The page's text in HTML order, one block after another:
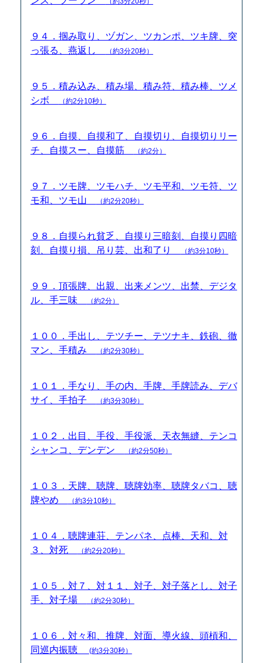
９４．掴み取り、ヅガン、ツカンポ、ツキ牌、突
っ張る、燕返し
（約3分20秒）
９５．積み込み、積み場、積み符、積み棒、ツメ
シボ
（約2分10秒）
９６．自摸、自摸和了、自摸切り、自摸切りリー
チ、自摸スー、自摸筋
（約2分）
９７．ツモ牌、ツモハチ、ツモ平和、ツモ符、ツ
モ和、ツモ山
（約2分20秒）
９８．自摸られ貧乏、自摸り三暗刻、自摸り四暗
刻、自摸り損、吊り芸、出和了り
（約3分10秒）
９９．頂張牌、出親、出来メンツ、出禁、デジタ
ル、手三味
（約2分）
１００．手出し、テツチー、テツナキ、鉄砲、徹
マン、手積み
（約2分30秒）
１０１．手なり、手の内、手牌、手牌読み、デバ
サイ、手拍子
（約3分30秒）
１０２．出目、手役、手役派、天衣無縫、テンコ
シャンコ、デンデン
（約2分50秒）
１０３．天牌、聴牌、聴牌効率、聴牌タバコ、聴
牌やめ
（約3分10秒）
１０４．聴牌連荘、テンパネ、点棒、天和、対
３、対死
（約2分20秒）
１０５．対７、対１１、対子、対子落とし、対子
手、対子場
（約2分30秒）
１０６．対々和、推牌、対面、導火線、頭槓和、
同巡内振聴
(約3分30秒）